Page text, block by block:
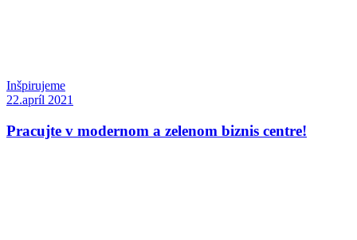
Inšpirujeme
22.apríl 2021
Pracujte v modernom a zelenom biznis centre!